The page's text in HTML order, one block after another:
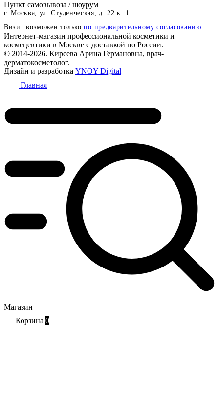
Пункт самовывоза / шоурум
г. Москва, ул. Студенческая, д. 22 к. 1
Визит возможен толькопо предварительному согласованию
Интернет-магазин профессиональной косметики и
космецевтики в Москве с доставкой по России.
© 2014-2026. Киреева Арина Германовна, врач-
дерматокосметолог.
Дизайн и разработка YNOY Digital
Главная
Магазин
Корзина 0